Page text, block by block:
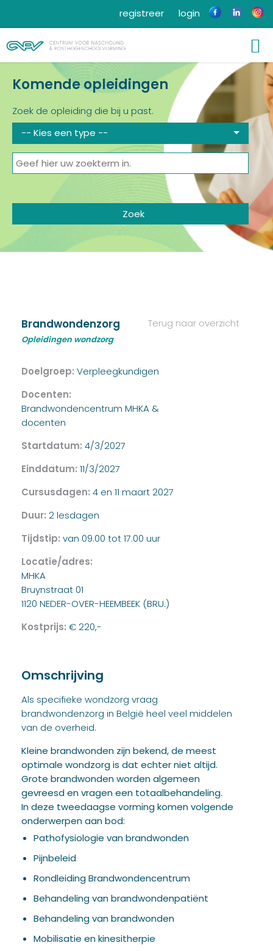
login
registreer
Komende opleidingen
Zoek de opleiding die bij u past.
-- Kies een type --
Terug naar overzicht
Brandwondenzorg
Opleidingen wondzorg
Doelgroep: Verpleegkundigen
Docenten:
Brandwondencentrum MHKA &
docenten
Startdatum: 4/3/2027
Einddatum: 11/3/2027
Cursusdagen: 4 en 11 maart 2027
Duur: 2 lesdagen
Tijdstip: van 09.00 tot 17.00 uur
Locatie/adres:
MHKA
Bruynstraat 01
1120 NEDER-OVER-HEEMBEEK (BRU.)
Kostprijs: € 220,-
Omschrijving
Als specifieke wondzorg vraag
brandwondenzorg in België heel veel middelen
van de overheid.
Kleine brandwonden zijn bekend, de meest
optimale wondzorg is dat echter niet altijd.
Grote brandwonden worden algemeen
gevreesd en vragen een totaalbehandeling.
In deze tweedaagse vorming komen volgende
onderwerpen aan bod:
Pathofysiologie van brandwonden
Pijnbeleid
Rondleiding Brandwondencentrum
Behandeling van brandwondenpatiënt
Behandeling van brandwonden
Mobilisatie en kinesitherpie